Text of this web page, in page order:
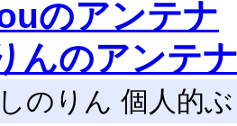
のアンテナ
んのアンテ
のりん 個人的